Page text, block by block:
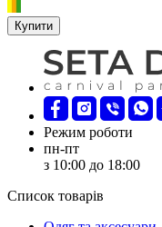
Купити
Режим роботи
пн-пт
з 10:00 до 18:00
Список товарів